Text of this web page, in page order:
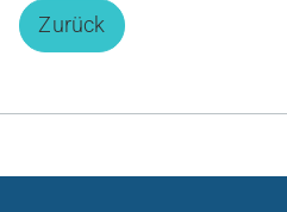
Zurück